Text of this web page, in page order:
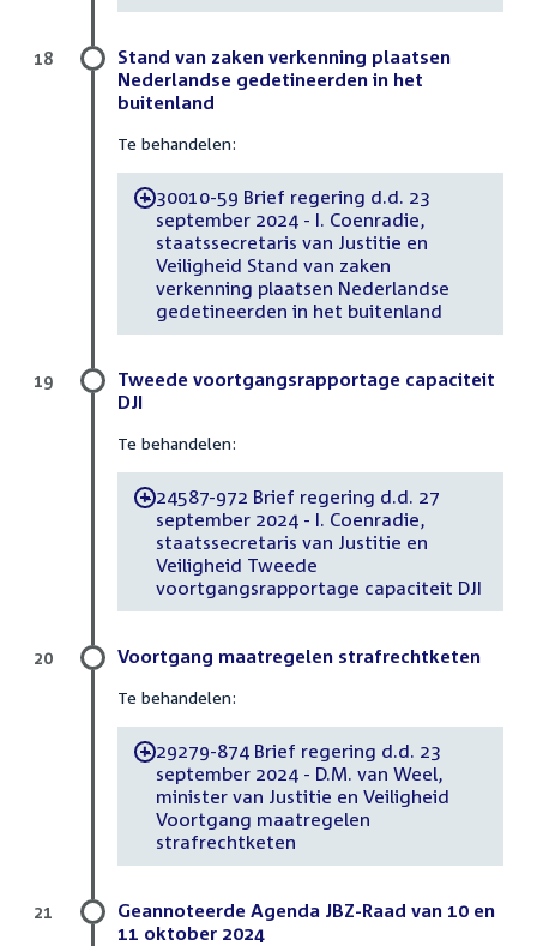
Stand van zaken verkenning plaatsen
Nederlandse gedetineerden in het
buitenland
Te behandelen:
-30010-59 Brief regering d.d. 23
september 2024 - I. Coenradie,
staatssecretaris van Justitie en
Veiligheid Stand van zaken
verkenning plaatsen Nederlandse
gedetineerden in het buitenland
18
Tweede voortgangsrapportage capaciteit
DJI
Te behandelen:
-24587-972 Brief regering d.d. 27
september 2024 - I. Coenradie,
staatssecretaris van Justitie en
Veiligheid Tweede
voortgangsrapportage capaciteit DJI
19
Voortgang maatregelen strafrechtketen
Te behandelen:
-29279-874 Brief regering d.d. 23
september 2024 - D.M. van Weel,
minister van Justitie en Veiligheid
Voortgang maatregelen
strafrechtketen
20
Geannoteerde Agenda JBZ-Raad van 10 en
11 oktober 2024
21